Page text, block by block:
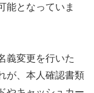
能となっていま
義変更を行いた
が、本人確認書類